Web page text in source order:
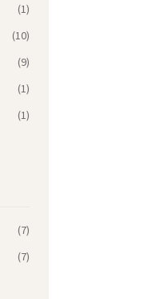
(1)
(10)
(9)
(1)
(1)
(7)
(7)